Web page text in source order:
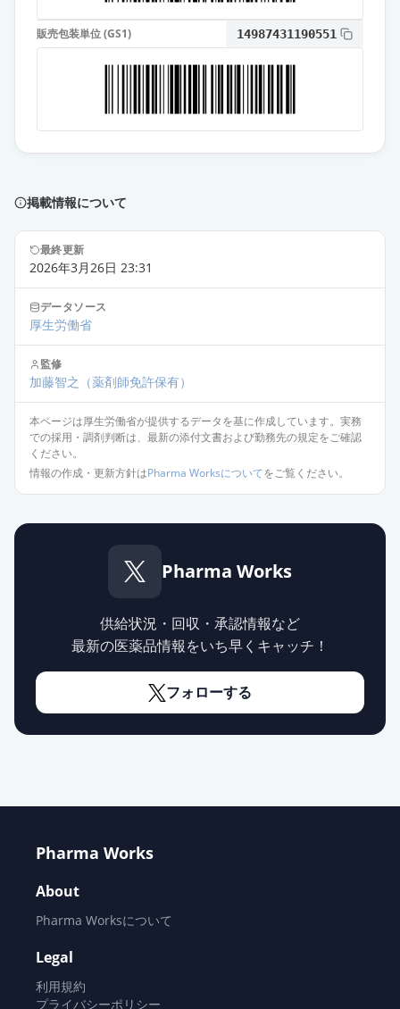
販売包装単位 (GS1) 14987431190551
掲載情報について
最終更新
2026年3月26日 23:31
データソース
厚生労働省
監修
加藤智之 （薬剤師免許保有）
本ページは厚生労働省が提供するデータを基に作成しています。実務
での採用・調剤判断は、最新の添付文書および勤務先の規定をご確認
ください。
情報の作成・更新方針はPharma Worksについてをご覧ください。
Pharma Works
供給状況・回収・承認情報など
最新の医薬品情報をいち早くキャッチ！
フォローする
Pharma Works
About
Pharma Worksについて
Legal
利用規約
プライバシーポリシー